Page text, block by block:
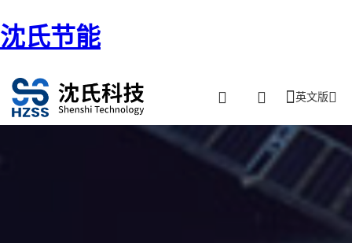
沈氏节能
英文版